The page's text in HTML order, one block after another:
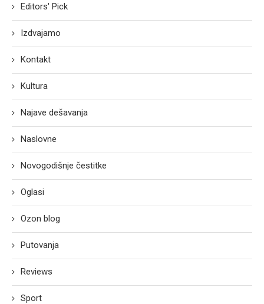
Editors' Pick
Izdvajamo
Kontakt
Kultura
Najave dešavanja
Naslovne
Novogodišnje čestitke
Oglasi
Ozon blog
Putovanja
Reviews
Sport